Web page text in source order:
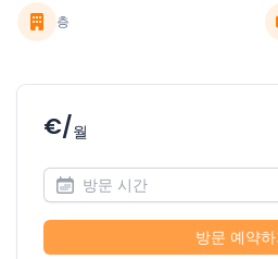
층
€/월
방문 예약하